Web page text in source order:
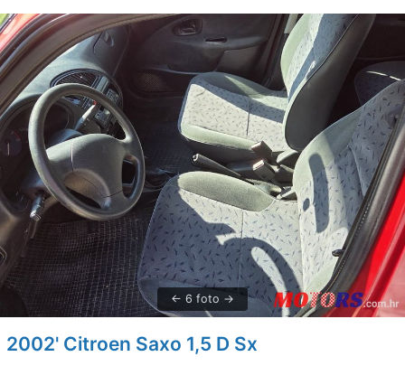
6 foto
2002' Citroen Saxo 1,5 D Sx